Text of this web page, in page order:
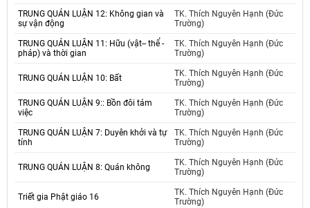
TRUNG QUÁN LUẬN 12: Không gian và
sự vận động
TK. Thích Nguyên Hạnh (Đức
Trường)
TRUNG QUÁN LUẬN 11: Hữu (vật-- thể -
pháp) và thời gian
TK. Thích Nguyên Hạnh (Đức
Trường)
TRUNG QUÁN LUẬN 10: Bất
TK. Thích Nguyên Hạnh (Đức
Trường)
TRUNG QUÁN LUẬN 9:: Bồn đôi tám
việc
TK. Thích Nguyên Hạnh (Đức
Trường)
TRUNG QUÁN LUẬN 7: Duyên khởi và tự
tính
TK. Thích Nguyên Hạnh (Đức
Trường)
TRUNG QUÁN LUẬN 8: Quán không
TK. Thích Nguyên Hạnh (Đức
Trường)
Triết gia Phật giáo 16
TK. Thích Nguyên Hạnh (Đức
Trường)